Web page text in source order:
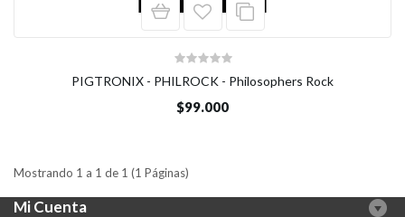
PIGTRONIX - PHILROCK - Philosophers Rock
$99.000
Mostrando 1 a 1 de 1 (1 Páginas)
Mi Cuenta